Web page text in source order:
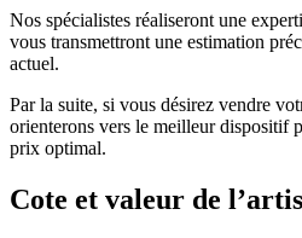
Nos spécialistes réaliseront une
vous transmettront une estimation
actuel.
Par la suite, si vous désirez vendre
orienterons vers le meilleur dispositif
prix optimal.
Cote et valeur de